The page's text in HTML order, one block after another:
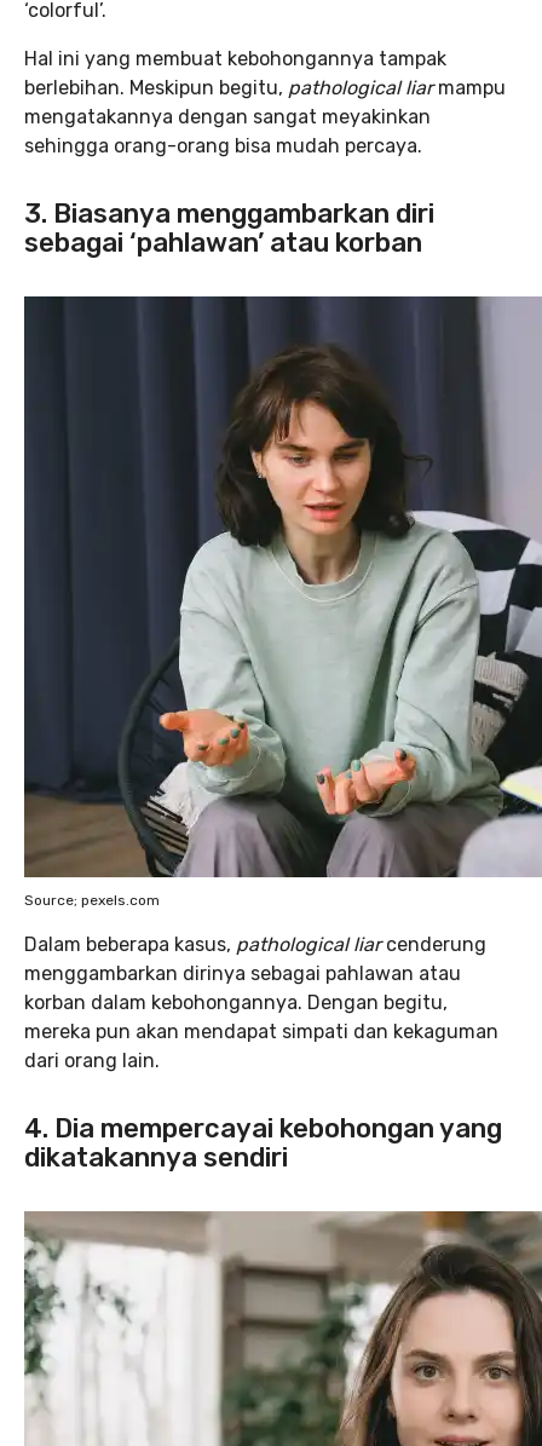
‘colorful’.
Hal ini yang membuat kebohongannya tampak
berlebihan. Meskipun begitu, pathological liarmampu
mengatakannya dengan sangat meyakinkan
sehingga orang-orang bisa mudah percaya.
3. Biasanya menggambarkan diri
sebagai ‘pahlawan’ atau korban
Source; pexels.com
Dalam beberapa kasus, pathological liarcenderung
menggambarkan dirinya sebagai pahlawan atau
korban dalam kebohongannya. Dengan begitu,
mereka pun akan mendapat simpati dan kekaguman
dari orang lain.
4. Dia mempercayai kebohongan yang
dikatakannya sendiri